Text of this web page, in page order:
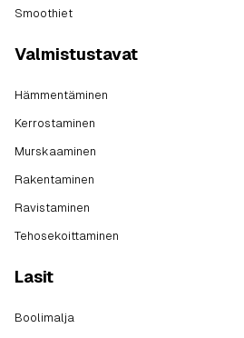
Smoothiet
Valmistustavat
Hämmentäminen
Kerrostaminen
Murskaaminen
Rakentaminen
Ravistaminen
Tehosekoittaminen
Lasit
Boolimalja